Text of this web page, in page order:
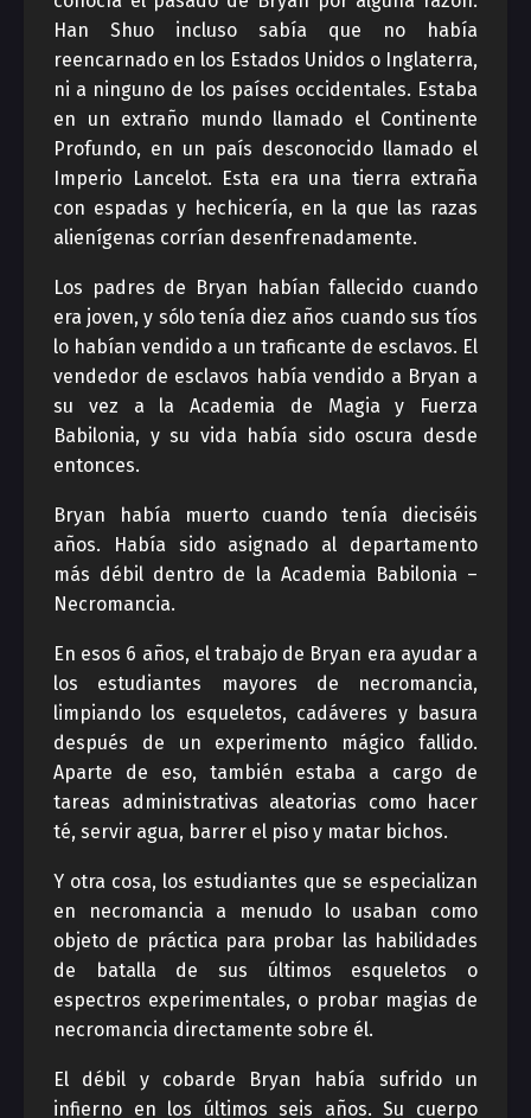
Han Shuo incluso sabía que no había
reencarnado en los Estados Unidos o Inglaterra,
ni a ninguno de los países occidentales. Estaba
en un extraño mundo llamado el Continente
Profundo, en un país desconocido llamado el
Imperio Lancelot. Esta era una tierra extraña
con espadas y hechicería, en la que las razas
alienígenas corrían desenfrenadamente.
Los padres de Bryan habían fallecido cuando
era joven, y sólo tenía diez años cuando sus tíos
lo habían vendido a un traficante de esclavos. El
vendedor de esclavos había vendido a Bryan a
su vez a la Academia de Magia y Fuerza
Babilonia, y su vida había sido oscura desde
entonces.
Bryan había muerto cuando tenía dieciséis
años. Había sido asignado al departamento
más débil dentro de la Academia Babilonia –
Necromancia.
En esos 6 años, el trabajo de Bryan era ayudar a
los estudiantes mayores de necromancia,
limpiando los esqueletos, cadáveres y basura
después de un experimento mágico fallido.
Aparte de eso, también estaba a cargo de
tareas administrativas aleatorias como hacer
té, servir agua, barrer el piso y matar bichos.
Y otra cosa, los estudiantes que se especializan
en necromancia a menudo lo usaban como
objeto de práctica para probar las habilidades
de batalla de sus últimos esqueletos o
espectros experimentales, o probar magias de
necromancia directamente sobre él.
El débil y cobarde Bryan había sufrido un
infierno en los últimos seis años. Su cuerpo